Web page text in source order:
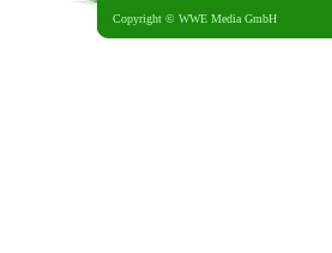
Copyright © WWE Media GmbH